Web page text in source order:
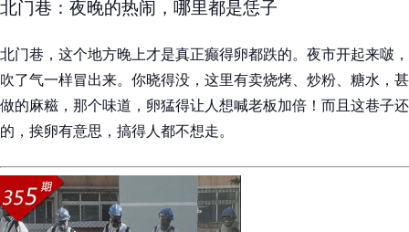
北门巷：夜晚的热闹，哪里都是恁子
北门巷，这个地方晚上才是真正癫得卵都跌的。夜市开起来啵
吹了气一样冒出来。你晓得没，这里有卖烧烤、炒粉、糖水，
做的麻糍，那个味道，卵猛得让人想喊老板加倍！而且这巷子
的，挨卵有意思，搞得人都不想走。